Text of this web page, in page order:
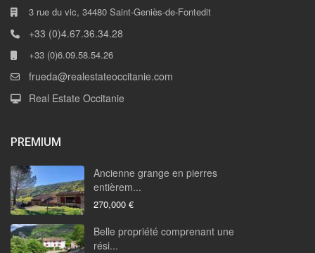
3 rue du vic, 34480 Saint-Geniès-de-Fontedit
+33 (0)4.67.36.34.28
+33 (0)6.09.58.54.26
frueda@realestateoccitanie.com
Real Estate Occitanie
PREMIUM
Ancienne grange en pierres
entièrem...
270,000 €
Belle propriété comprenant une
rési...